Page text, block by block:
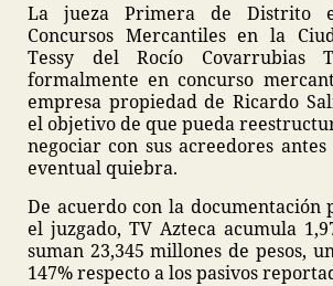
La jueza Primera de Distrito
Concursos Mercantiles en la
Tessy del Rocío Covarrubias
formalmente en concurso
empresa propiedad de Ricardo
el objetivo de que pueda
negociar con sus acreedores
eventual quiebra.
De acuerdo con la documentación
el juzgado, TV Azteca acumula
suman 23,345 millones de pesos,
147% respecto a los pasivos